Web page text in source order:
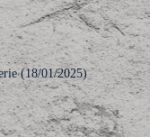
(18/01/2025)